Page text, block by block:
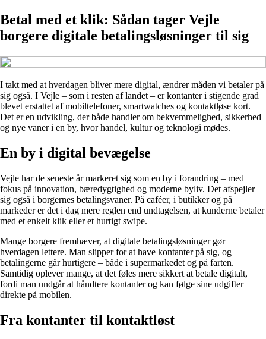
Betal med et klik: Sådan tager Vejle
borgere digitale betalingsløsninger til sig
I takt med at hverdagen bliver mere digital, ændrer måden vi betaler på
sig også. I Vejle – som i resten af landet – er kontanter i stigende grad
blevet erstattet af mobiltelefoner, smartwatches og kontaktløse kort.
Det er en udvikling, der både handler om bekvemmelighed, sikkerhed
og nye vaner i en by, hvor handel, kultur og teknologi mødes.
En by i digital bevægelse
Vejle har de seneste år markeret sig som en by i forandring – med
fokus på innovation, bæredygtighed og moderne byliv. Det afspejler
sig også i borgernes betalingsvaner. På caféer, i butikker og på
markeder er det i dag mere reglen end undtagelsen, at kunderne betaler
med et enkelt klik eller et hurtigt swipe.
Mange borgere fremhæver, at digitale betalingsløsninger gør
hverdagen lettere. Man slipper for at have kontanter på sig, og
betalingerne går hurtigere – både i supermarkedet og på farten.
Samtidig oplever mange, at det føles mere sikkert at betale digitalt,
fordi man undgår at håndtere kontanter og kan følge sine udgifter
direkte på mobilen.
Fra kontanter til kontaktløst